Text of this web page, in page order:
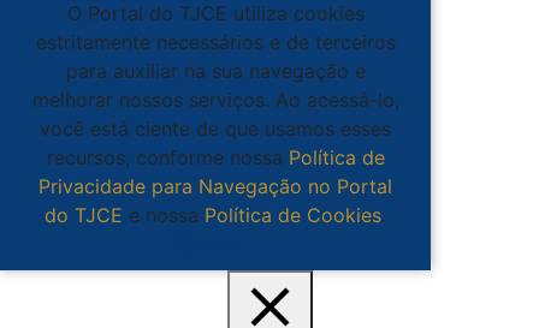
O Portal do TJCE utiliza cookies
estritamente necessários e de terceiros
para auxiliar na sua navegação e
melhorar nossos serviços. Ao acessá-lo,
você está ciente de que usamos esses
recursos, conforme nossa Política de
Privacidade para Navegação no Portal
do TJCE e nossa Política de Cookies.